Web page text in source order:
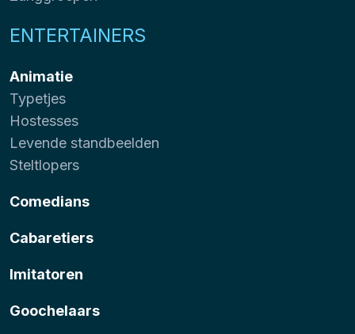
ENTERTAINERS
Animatie
Typetjes
Hostesses
Levende standbeelden
Steltlopers
Comedians
Cabaretiers
Imitatoren
Goochelaars